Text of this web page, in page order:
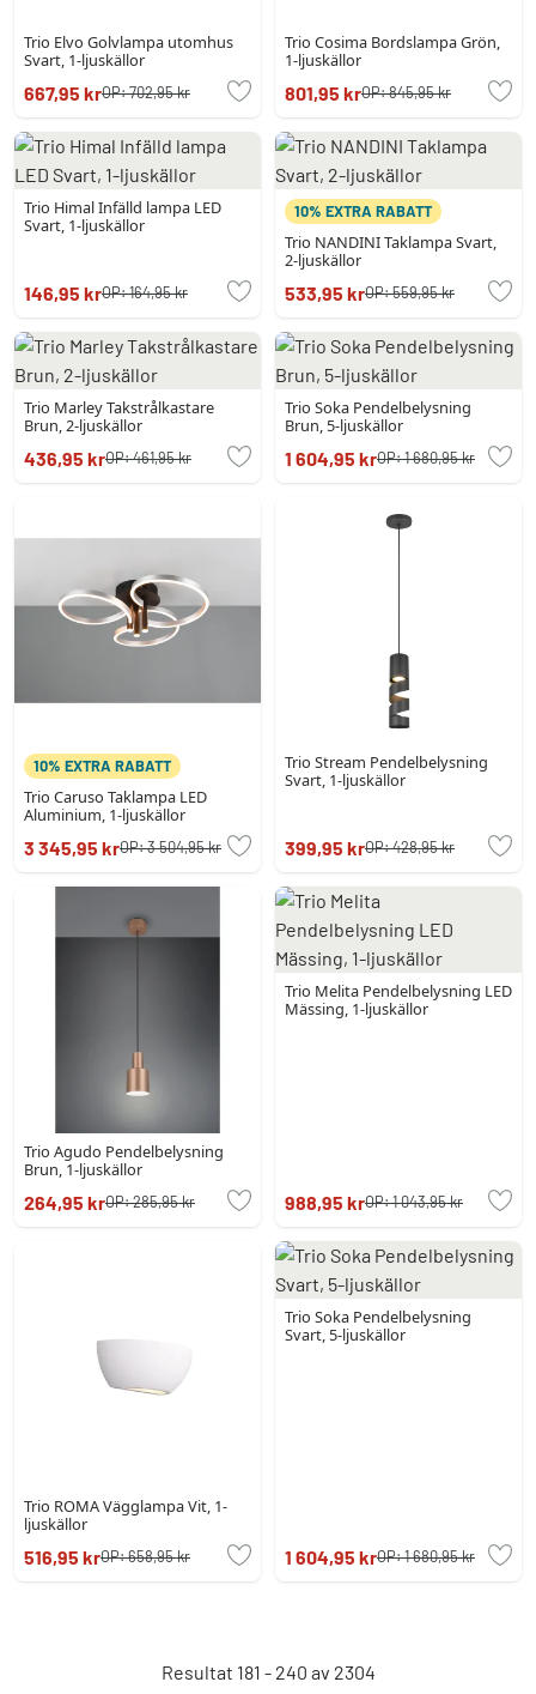
Trio Elvo Golvlampa utomhus
Svart, 1-ljuskällor
667,95 krOP:702,95 kr
Trio Cosima Bordslampa Grön,
1-ljuskällor
801,95 krOP:845,95 kr
Trio Himal Infälld lampa LED
Svart, 1-ljuskällor
146,95 krOP:164,95 kr
10% EXTRA RABATT
Trio NANDINI Taklampa Svart,
2-ljuskällor
533,95 krOP:559,95 kr
Trio Marley Takstrålkastare
Brun, 2-ljuskällor
436,95 krOP:461,95 kr
Trio Soka Pendelbelysning
Brun, 5-ljuskällor
1 604,95 krOP:1 680,95 kr
10% EXTRA RABATT
Trio Caruso Taklampa LED
Aluminium, 1-ljuskällor
3 345,95 krOP:3 504,95 kr
Trio Stream Pendelbelysning
Svart, 1-ljuskällor
399,95 krOP:428,95 kr
Trio Agudo Pendelbelysning
Brun, 1-ljuskällor
264,95 krOP:285,95 kr
Trio Melita Pendelbelysning LED
Mässing, 1-ljuskällor
988,95 krOP:1 043,95 kr
Trio ROMA Vägglampa Vit, 1-
ljuskällor
516,95 krOP:658,95 kr
Trio Soka Pendelbelysning
Svart, 5-ljuskällor
1 604,95 krOP:1 680,95 kr
Resultat 181 - 240 av 2304